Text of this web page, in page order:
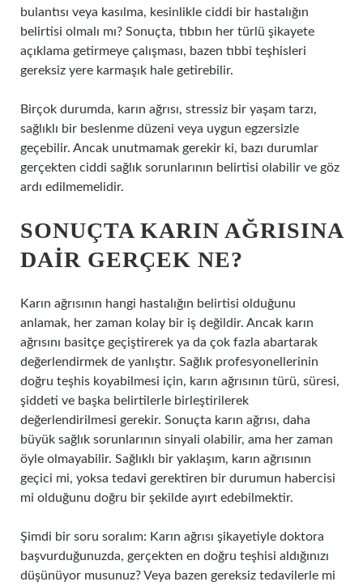
bulantısı veya kasılma, kesinlikle ciddi bir hastalığın
belirtisi olmalı mı? Sonuçta, tıbbın her türlü şikayete
açıklama getirmeye çalışması, bazen tıbbi teşhisleri
gereksiz yere karmaşık hale getirebilir.
Birçok durumda, karın ağrısı, stressiz bir yaşam tarzı,
sağlıklı bir beslenme düzeni veya uygun egzersizle
geçebilir. Ancak unutmamak gerekir ki, bazı durumlar
gerçekten ciddi sağlık sorunlarının belirtisi olabilir ve göz
ardı edilmemelidir.
SONUÇTA KARIN AĞRISINA
DAIR GERÇEK NE?
Karın ağrısının hangi hastalığın belirtisi olduğunu
anlamak, her zaman kolay bir iş değildir. Ancak karın
ağrısını basitçe geçiştirerek ya da çok fazla abartarak
değerlendirmek de yanlıştır. Sağlık profesyonellerinin
doğru teşhis koyabilmesi için, karın ağrısının türü, süresi,
şiddeti ve başka belirtilerle birleştirilerek
değerlendirilmesi gerekir. Sonuçta karın ağrısı, daha
büyük sağlık sorunlarının sinyali olabilir, ama her zaman
öyle olmayabilir. Sağlıklı bir yaklaşım, karın ağrısının
geçici mi, yoksa tedavi gerektiren bir durumun habercisi
mi olduğunu doğru bir şekilde ayırt edebilmektir.
Şimdi bir soru soralım: Karın ağrısı şikayetiyle doktora
başvurduğunuzda, gerçekten en doğru teşhisi aldığınızı
düşünüyor musunuz? Veya bazen gereksiz tedavilerle mi